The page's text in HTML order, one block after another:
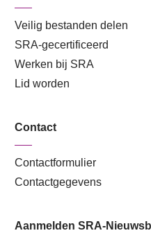
Veilig bestanden delen
SRA-gecertificeerd
Werken bij SRA
Lid worden
Contact
Contactformulier
Contactgegevens
Aanmelden SRA-